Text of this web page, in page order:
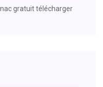
gratuit télécharger